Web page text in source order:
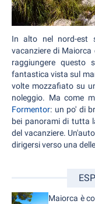
In alto nel nord-est
vacanziere di Maiorca
raggiungere questo
fantastica vista sul
volte mozzafiato su
noleggio. Ma come
Formentor: un po' di
bei panorami di tutta
del vacanziere.
dirigersi verso una
Maiorca è